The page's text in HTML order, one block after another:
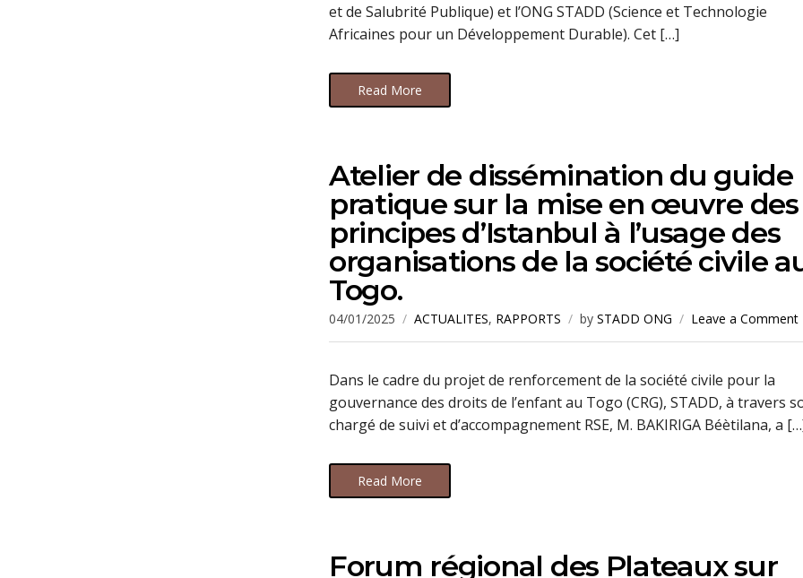
et de Salubrité Publique) et l’ONG STADD (Science et Technologie
Africaines pour un Développement Durable). Cet […]
Read More
Atelier de dissémination du guide
pratique sur la mise en œuvre des
principes d’Istanbul à l’usage des
organisations de la société civile
Togo.
04/01/2025 ACTUALITES, RAPPORTS by STADD ONG Leave a Comment
Dans le cadre du projet de renforcement de la société civile pour la
gouvernance des droits de l’enfant au Togo (CRG), STADD, à travers
chargé de suivi et d’accompagnement RSE, M. BAKIRIGA Béètilana, a
Read More
Forum régional des Plateaux sur